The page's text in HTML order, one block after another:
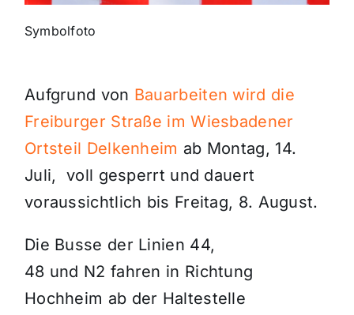
Themen und Termine
Gewinnspiele
Symbolfoto
Aufgrund von Bauarbeiten wird die
Freiburger Straße im Wiesbadener
Ortsteil Delkenheim ab Montag, 14.
Juli, voll gesperrt und dauert
voraussichtlich bis Freitag, 8. August.
Die Busse der Linien 44,
48 und N2 fahren in Richtung
Hochheim ab der Haltestelle